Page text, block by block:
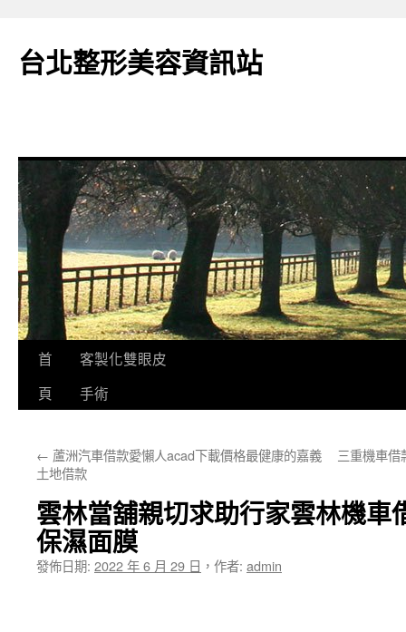
台北整形美容資訊站
跳
要
首
頁
客製化雙眼皮
手術
← 蘆洲汽車借款愛懶人acad下載價格最健康的嘉義
土地借款
三重機車借
雲林當舖親切求助行家雲林機車
保濕面膜
發佈日期: 2022 年 6 月 29 日 ， 作者: admin